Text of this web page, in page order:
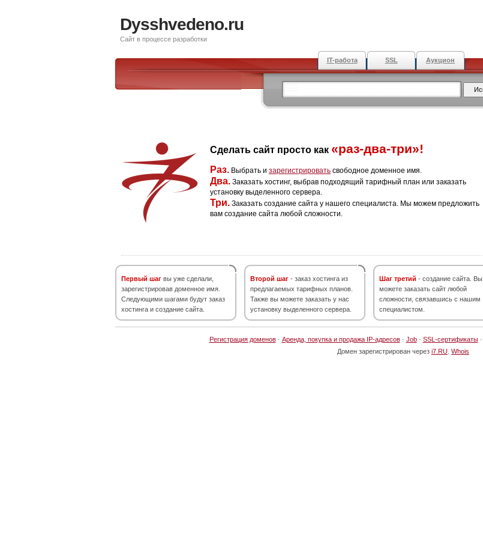
Dysshvedeno.ru
Сайт в процессе разработки
IT-работа SSL Аукцион
Сделать сайт просто как «раз-два-три»!
Раз. Выбрать и зарегистрировать свободное доменное имя.
Два. Заказать хостинг, выбрав подходящий тарифный план или заказать
установку выделенного сервера.
Три. Заказать создание сайта у нашего специалиста. Мы можем предложить
вам создание сайта любой сложности.
Первый шаг вы уже сделали,
зарегистрировав доменное имя.
Следующими шагами будут заказ
хостинга и создание сайта.
Второй шаг - заказ хостинга из
предлагаемых тарифных планов.
Также вы можете заказать у нас
установку выделенного сервера.
Шаг третий - создание сайта. Вы
можете заказать сайт любой
сложности, связавшись с нашим
специалистом.
Регистрация доменов· Аренда, покупка и продажа IP-адресов· Job· SSL-сертификаты·
Домен зарегистрирован через i7.RU Whois